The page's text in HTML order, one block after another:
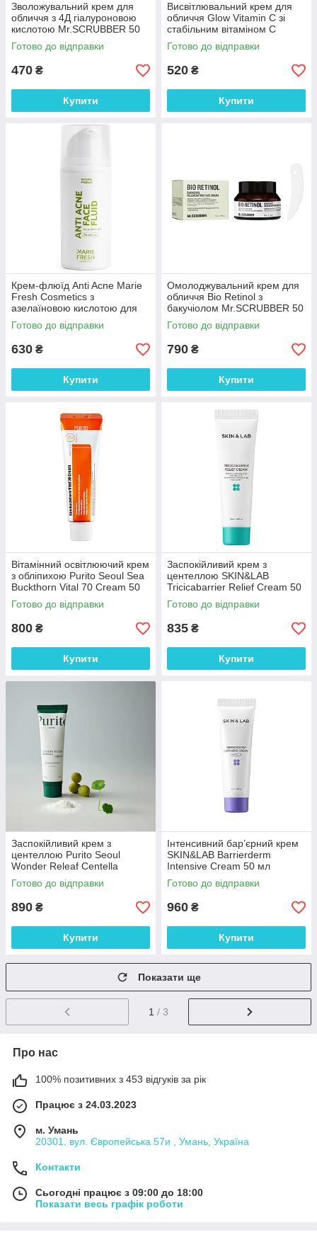
Зволожувальний крем для
обличчя з 4Д гіалуроновою
кислотою Mr.SCRUBBER 50
мл
Готово до відправки
470 ₴
Купити
Висвітлювальний крем для
обличчя Glow Vitamin C зі
стабільним вітаміном С
Mr.SCRUBBER 50 мл
Готово до відправки
520 ₴
Купити
Крем-флюїд Anti Acne Marie
Fresh Cosmetics з
азелаїновою кислотою для
проблемної шкіри 30 мл
Готово до відправки
630 ₴
Купити
Омолоджувальний крем для
обличчя Bio Retinol з
бакучіолом Mr.SCRUBBER 50
гГотово до відправки
790 ₴
Купити
Вітамінний освітлюючий крем
з обліпихою Purito Seoul Sea
Buckthorn Vital 70 Cream 50
мл
Готово до відправки
800 ₴
Купити
Заспокійливий крем з
центеллою SKIN&LAB
Tricicabarrier Relief Cream 50
мл
Готово до відправки
835 ₴
Купити
Заспокійливий крем з
центеллою Purito Seoul
Wonder Releaf Centella
Cream 50 мл
Готово до відправки
890 ₴
Купити
Інтенсивний бар’єрний крем
SKIN&LAB Barrierderm
Intensive Cream 50 мл
Готово до відправки
960 ₴
Купити
Показати ще
1 / 3
Про нас
100% позитивних з 453 відгуків за рік
Працює з 24.03.2023
м. Умань
20301, вул. Європейська 57и , Умань, Україна
Контакти
Сьогодні працює з 09:00 до 18:00
Показати весь графік роботи